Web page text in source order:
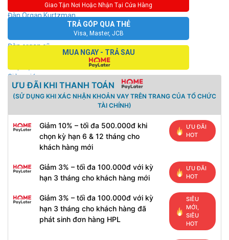
Đàn Organ Yamaha
Đàn Organ Kurtzman
Đàn organ cũ
Phụ kiện
Giảm giá
Organ cũ giá rẻ
Blog - Chia sẻ
Giao Tận Nơi Hoặc Nhận Tại Cửa Hàng
TRẢ GÓP QUA THẺ
Visa, Master, JCB
MUA NGAY - TRẢ SAU
ƯU ĐÃI KHI THANH TOÁN
(SỬ DỤNG KHI XÁC NHẬN KHOẢN VAY TRÊN TRANG CỦA TỔ CHỨC
TÀI CHÍNH)
Giảm 10% – tối đa 500.000đ khi
chọn kỳ hạn 6 & 12 tháng cho
khách hàng mới
ƯU ĐÃI
HOT
Giảm 3% – tối đa 100.000đ với kỳ
hạn 3 tháng cho khách hàng mới
ƯU ĐÃI
HOT
Giảm 3% – tối đa 100.000đ với kỳ
hạn 3 tháng cho khách hàng đã
phát sinh đơn hàng HPL
SIÊU
MỚI,
SIÊU
HOT